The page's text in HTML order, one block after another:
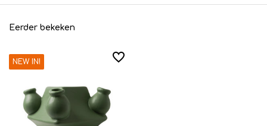
Eerder bekeken
NEW IN!